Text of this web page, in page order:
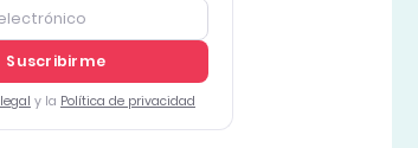
Suscribirme
y la Política de privacidad